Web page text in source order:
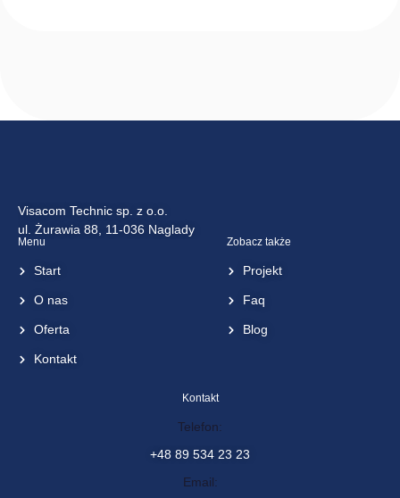
Visacom Technic sp. z o.o.
ul. Żurawia 88, 11-036 Naglady
Menu
Start
O nas
Oferta
Kontakt
Zobacz także
Projekt
Faq
Blog
Kontakt
Telefon:
+48 89 534 23 23
Email: